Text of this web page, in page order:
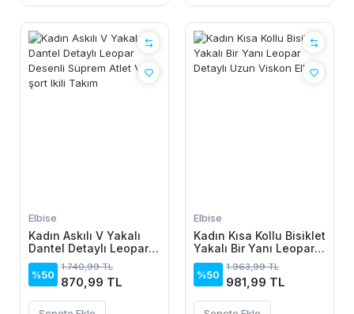
Elbise
Kadın Askılı V Yakalı
Dantel Detaylı Leopar
Desenli Süprem Atlet
Ve şort Ikili Takım
%50
1.740,99 TL
870,99 TL
Elbise
Kadın Kısa Kollu Bisiklet
Yakalı Bir Yanı Leopar
Detaylı Uzun Viskon
Elbise
%50
1.963,99 TL
981,99 TL